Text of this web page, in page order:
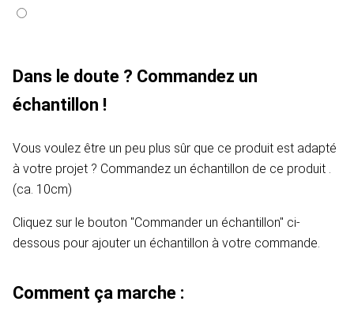
Dans le doute ? Commandez un
échantillon !
Vous voulez être un peu plus sûr que ce produit est adapté
à votre projet ? Commandez un échantillon de ce produit .
(ca. 10cm)
Cliquez sur le bouton "Commander un échantillon" ci-
dessous pour ajouter un échantillon à votre commande.
Comment ça marche :